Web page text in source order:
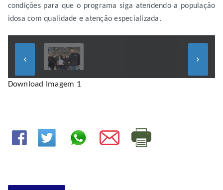
condições para que o programa siga atendendo a população
idosa com qualidade e atenção especializada.
keyboard_arrow_left keyboard_arrow_right
Download Imagem 1